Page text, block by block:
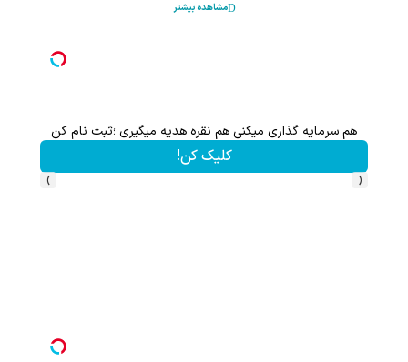
مشاهده بیشتر
هم سرمایه گذاری میکنی هم نقره هدیه میگیری ؛ثبت نام کن
کلیک کن!
‹
›